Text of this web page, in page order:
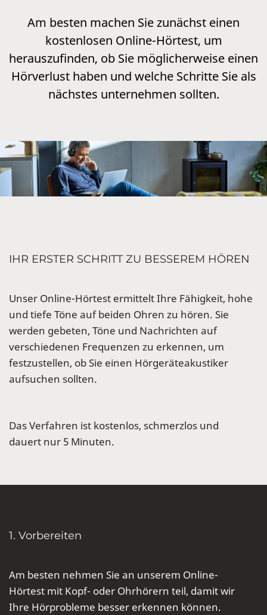
Am besten machen Sie zunächst einen
kostenlosen Online-Hörtest, um
herauszufinden, ob Sie möglicherweise einen
Hörverlust haben und welche Schritte Sie als
nächstes unternehmen sollten.
IHR ERSTER SCHRITT ZU BESSEREM HÖREN
Unser Online-Hörtest ermittelt Ihre Fähigkeit, hohe
und tiefe Töne auf beiden Ohren zu hören. Sie
werden gebeten, Töne und Nachrichten auf
verschiedenen Frequenzen zu erkennen, um
festzustellen, ob Sie einen Hörgeräteakustiker
aufsuchen sollten.
Das Verfahren ist kostenlos, schmerzlos und
dauert nur 5 Minuten.
1. Vorbereiten
Am besten nehmen Sie an unserem Online-
Hörtest mit Kopf- oder Ohrhörern teil, damit wir
Ihre Hörprobleme besser erkennen können.